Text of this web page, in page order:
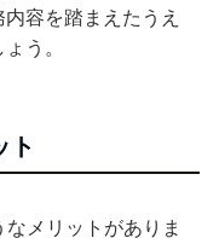
容を踏まえたうえ
う。
ト
メリットがありま